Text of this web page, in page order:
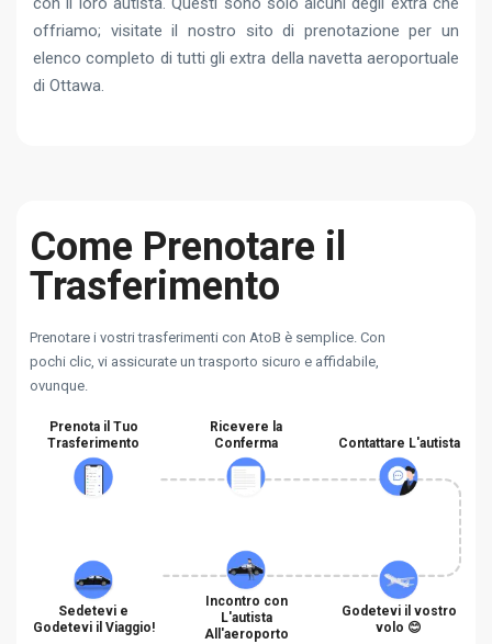
offriamo; visitate il nostro sito di prenotazione per un
elenco completo di tutti gli extra della navetta aeroportuale
di Ottawa.
Come Prenotare il
Trasferimento
Prenotare i vostri trasferimenti con AtoB è semplice. Con
pochi clic, vi assicurate un trasporto sicuro e affidabile,
ovunque.
Prenota il Tuo
Trasferimento
Ricevere la
Conferma
Contattare L'autista
Sedetevi e
Godetevi il Viaggio!
Incontro con
L'autista
All'aeroporto
Godetevi il vostro
volo 😊